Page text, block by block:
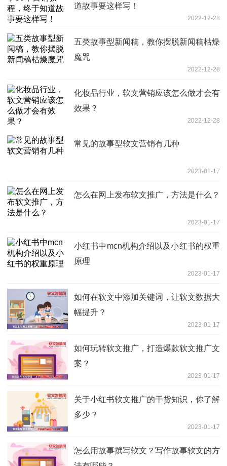
道故事要这样写！
2022-12-28
五类故事型新闻稿，教你摆脱新闻稿枯燥
魔咒
2022-12-28
化妆品行业，软文营销应该怎么做才会有
效果？
2022-12-28
常见的故事型软文营销有几种
2023-01-17
怎么在网上发布软文推广，方法是什么？
2023-01-17
小红书中mcn机构介绍以及小红书的权重
原理
2023-01-17
如何在软文中添加关键词，让软文数据大
幅提升？
2023-01-17
如何玩转软文推广，打造爆款软文推广文
案？
2023-01-17
关于小红书软文推广的干货知识，你了解
多少？
2023-01-17
怎么用故事撰写软文？写作故事软文的方